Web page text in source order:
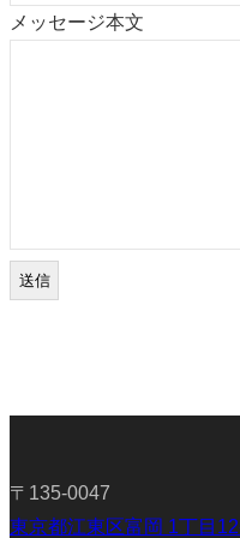
メッセージ本文
〒135-0047
東京都江東区富岡 1丁目